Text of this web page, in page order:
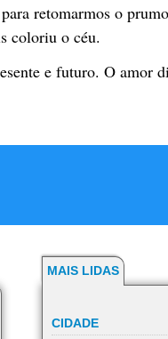
retomarmos o
coloriu o céu.
e futuro. O amor
MAIS LIDAS
CIDADE